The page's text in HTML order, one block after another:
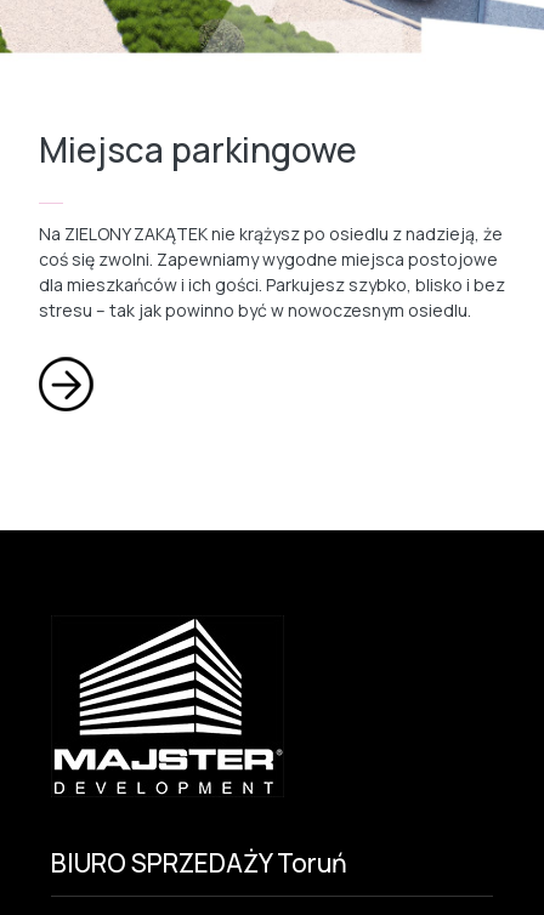
Miejsca parkingowe
Na ZIELONY ZAKĄTEK nie krążysz po osiedlu z nadzieją, że
coś się zwolni. Zapewniamy wygodne miejsca postojowe
dla mieszkańców i ich gości. Parkujesz szybko, blisko i bez
stresu – tak jak powinno być w nowoczesnym osiedlu.
BIURO SPRZEDAŻY Toruń